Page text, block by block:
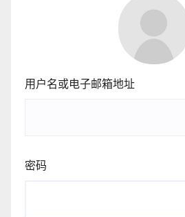
用户名或电子邮箱地址
密码